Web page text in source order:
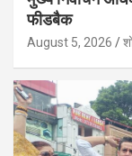
फीडबैक
August 5, 2026